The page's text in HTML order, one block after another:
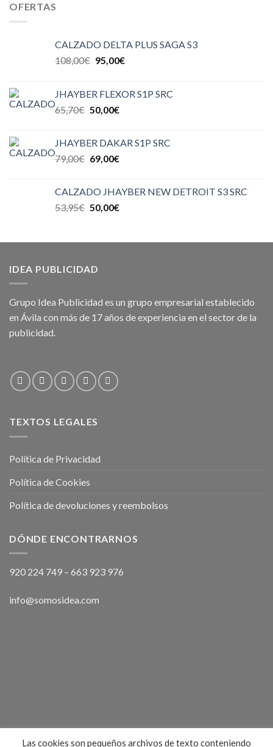
OFERTAS
CALZADO DELTA PLUS SAGA S3
108,00€ 95,00€
JHAYBER FLEXOR S1P SRC
65,70€ 50,00€
JHAYBER DAKAR S1P SRC
79,00€ 69,00€
CALZADO JHAYBER NEW DETROIT S3 SRC
53,95€ 50,00€
IDEA PUBLICIDAD
Grupo Idea Publicidad es un grupo empresarial establecido
en Ávila con más de 17 años de experiencia en el sector de la
publicidad.
TEXTOS LEGALES
Política de Privacidad
Política de Cookies
Política de devoluciones y reembolsos
DÓNDE ENCONTRARNOS
920 224 749 – 663 923 976
info@somosidea.com
Las cookies son pequeños archivos de texto conteniendo